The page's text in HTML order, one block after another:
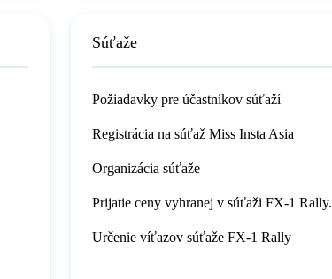
Súťaže
Požiadavky pre účastníkov súťaží
Registrácia na súťaž Miss Insta Asia
Organizácia súťaže
Prijatie ceny vyhranej v súťaži FX-1 Rally.
Určenie víťazov súťaže FX-1 Rally